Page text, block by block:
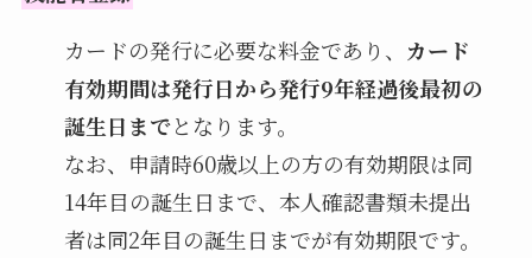
カードの発行に必要な料金であり、 カード
有効期間は発行日から発行9年経過後最初の
誕生日までとなります。
なお、申請時60歳以上の方の有効期限は同
14年目の誕生日まで、本人確認書類未提出
者は同2年目の誕生日までが有効期限です。